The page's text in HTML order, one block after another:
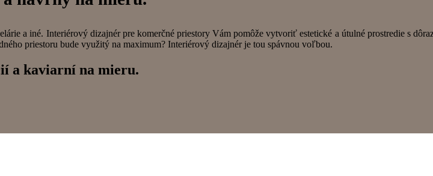
a iné. Interiérový dizajnér pre komerčné priestory Vám pomôže vytvoriť estetické a útulné prostredie s
priestoru bude využitý na maximum? Interiérový dizajnér je tou spávnou voľbou.
a kaviarní na mieru.